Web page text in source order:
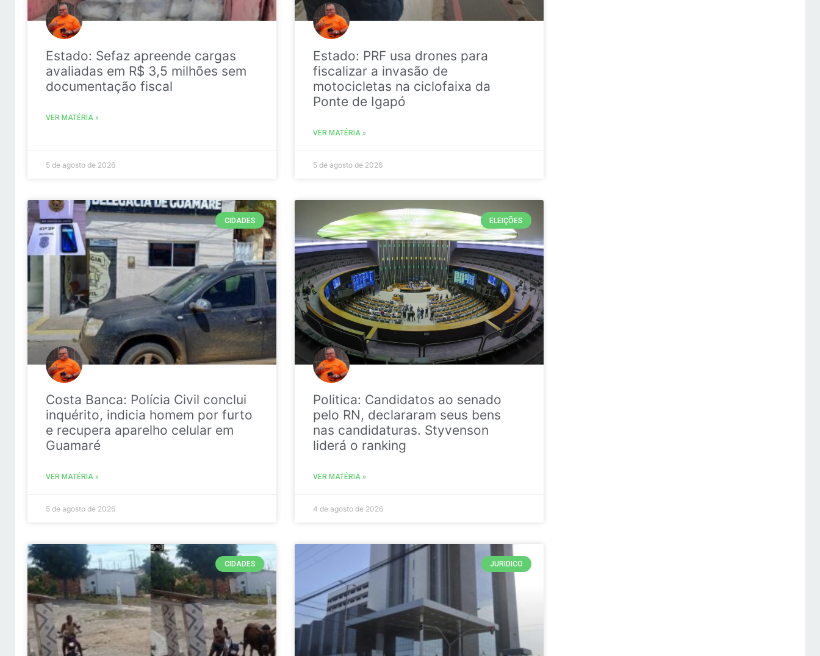
Estado: Sefaz apreende cargas
avaliadas em R$ 3,5 milhões sem
documentação fiscal
VER MATÉRIA »
5 de agosto de 2026
Estado: PRF usa drones para
fiscalizar a invasão de
motocicletas na ciclofaixa da
Ponte de Igapó
VER MATÉRIA »
5 de agosto de 2026
CIDADES
Costa Banca: Polícia Civil conclui
inquérito, indicia homem por furto
e recupera aparelho celular em
Guamaré
VER MATÉRIA »
5 de agosto de 2026
ELEIÇÕES
Politica: Candidatos ao senado
pelo RN, declararam seus bens
nas candidaturas. Styvenson
liderá o ranking
VER MATÉRIA »
4 de agosto de 2026
CIDADES JURIDICO